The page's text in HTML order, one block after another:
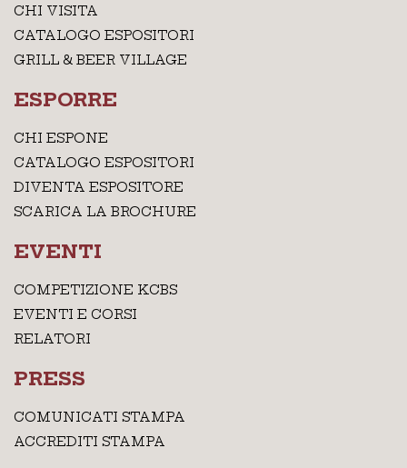
CHI VISITA
CATALOGO ESPOSITORI
GRILL & BEER VILLAGE
ESPORRE
CHI ESPONE
CATALOGO ESPOSITORI
DIVENTA ESPOSITORE
SCARICA LA BROCHURE
EVENTI
COMPETIZIONE KCBS
EVENTI E CORSI
RELATORI
PRESS
COMUNICATI STAMPA
ACCREDITI STAMPA